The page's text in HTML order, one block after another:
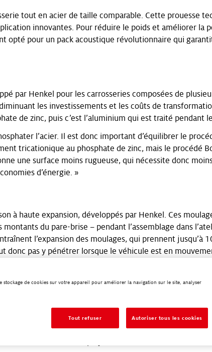
tout en acier de taille comparable. Cette prouesse
innovantes. Pour réduire le poids et améliorer la
opté pour un pack acoustique révolutionnaire qui
par Henkel pour les carrosseries composées de
les investissements et les coûts de
de zinc, puis c’est l’aluminium qui est traité pendant
l’acier. Il est donc important d’équilibrer le
tricationique au phosphate de zinc, mais le procédé
une surface moins rugueuse, qui nécessite donc
d’énergie. »
à haute expansion, développés par Henkel. Ces
du pare-brise – pendant l’assemblage dans
l’expansion des moulages, qui prennent jusqu’à
donc pas y pénétrer lorsque le véhicule est en
du Teroson AL7154, un amortisseur de bruit
pour réduire le bruit que la vibration de la
perte (mesure de la capacité d’amortissement du
pèse 10 % de moins que les plaques de bitume
entièrement robotisée, sans aucune intervention
et la sécurité des employés.
stockage de cookies sur votre appareil pour améliorer la navigation sur le site, analyser
Tout refuser Autoriser tous les cookies